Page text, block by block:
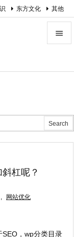

Prev

Next
东方文化 其他
杠呢？
, 网站优化
，wp分类目录